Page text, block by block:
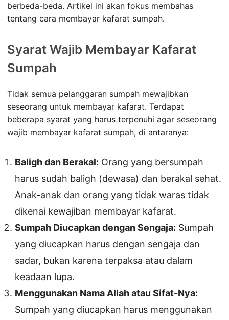
berbeda-beda. Artikel ini akan fokus membahas
tentang cara membayar kafarat sumpah.
Syarat Wajib Membayar Kafarat
Sumpah
Tidak semua pelanggaran sumpah mewajibkan
seseorang untuk membayar kafarat. Terdapat
beberapa syarat yang harus terpenuhi agar seseorang
wajib membayar kafarat sumpah, di antaranya:
Baligh dan Berakal: Orang yang bersumpah
harus sudah baligh (dewasa) dan berakal sehat.
Anak-anak dan orang yang tidak waras tidak
dikenai kewajiban membayar kafarat.
Sumpah Diucapkan dengan Sengaja: Sumpah
yang diucapkan harus dengan sengaja dan
sadar, bukan karena terpaksa atau dalam
keadaan lupa.
Menggunakan Nama Allah atau Sifat-Nya:
Sumpah yang diucapkan harus menggunakan